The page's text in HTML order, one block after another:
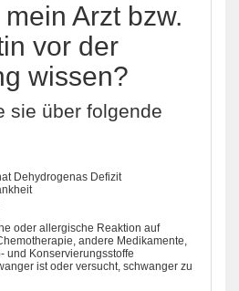
Arzt bzw.
vor der
wissen?
sie über folgende
Dehydrogenas Defizit
oder allergische Reaktion auf
andere Medikamente,
und Konservierungsstoffe
ist oder versucht, schwanger zu